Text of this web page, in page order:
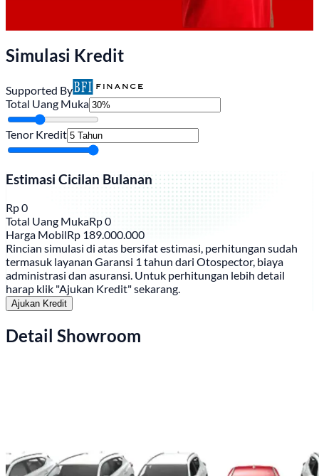
Simulasi Kredit
Supported By
Total Uang Muka
Tenor Kredit
Estimasi Cicilan Bulanan
Rp0
Total Uang MukaRp0
Harga MobilRp 189.000.000
Rincian simulasi di atas bersifat estimasi, perhitungan sudah
termasuk layanan Garansi 1 tahun dari Otospector, biaya
administrasi dan asuransi. Untuk perhitungan lebih detail
harap klik "Ajukan Kredit" sekarang.
Ajukan Kredit
Detail Showroom